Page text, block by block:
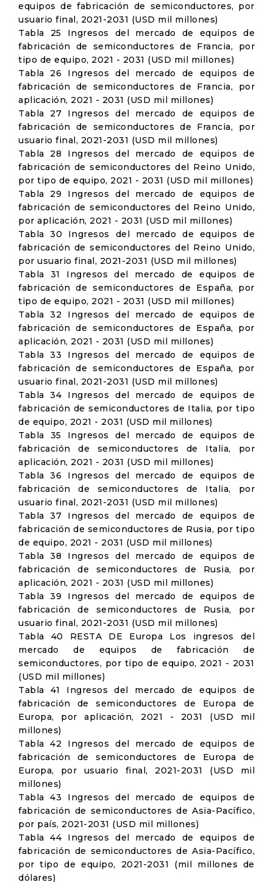
equipos de fabricación de semiconductores, por
usuario final, 2021-2031 (USD mil millones)
Tabla 25 Ingresos del mercado de equipos de
fabricación de semiconductores de Francia, por
tipo de equipo, 2021 - 2031 (USD mil millones)
Tabla 26 Ingresos del mercado de equipos de
fabricación de semiconductores de Francia, por
aplicación, 2021 - 2031 (USD mil millones)
Tabla 27 Ingresos del mercado de equipos de
fabricación de semiconductores de Francia, por
usuario final, 2021-2031 (USD mil millones)
Tabla 28 Ingresos del mercado de equipos de
fabricación de semiconductores del Reino Unido,
por tipo de equipo, 2021 - 2031 (USD mil millones)
Tabla 29 Ingresos del mercado de equipos de
fabricación de semiconductores del Reino Unido,
por aplicación, 2021 - 2031 (USD mil millones)
Tabla 30 Ingresos del mercado de equipos de
fabricación de semiconductores del Reino Unido,
por usuario final, 2021-2031 (USD mil millones)
Tabla 31 Ingresos del mercado de equipos de
fabricación de semiconductores de España, por
tipo de equipo, 2021 - 2031 (USD mil millones)
Tabla 32 Ingresos del mercado de equipos de
fabricación de semiconductores de España, por
aplicación, 2021 - 2031 (USD mil millones)
Tabla 33 Ingresos del mercado de equipos de
fabricación de semiconductores de España, por
usuario final, 2021-2031 (USD mil millones)
Tabla 34 Ingresos del mercado de equipos de
fabricación de semiconductores de Italia, por tipo
de equipo, 2021 - 2031 (USD mil millones)
Tabla 35 Ingresos del mercado de equipos de
fabricación de semiconductores de Italia, por
aplicación, 2021 - 2031 (USD mil millones)
Tabla 36 Ingresos del mercado de equipos de
fabricación de semiconductores de Italia, por
usuario final, 2021-2031 (USD mil millones)
Tabla 37 Ingresos del mercado de equipos de
fabricación de semiconductores de Rusia, por tipo
de equipo, 2021 - 2031 (USD mil millones)
Tabla 38 Ingresos del mercado de equipos de
fabricación de semiconductores de Rusia, por
aplicación, 2021 - 2031 (USD mil millones)
Tabla 39 Ingresos del mercado de equipos de
fabricación de semiconductores de Rusia, por
usuario final, 2021-2031 (USD mil millones)
Tabla 40 RESTA DE Europa Los ingresos del
mercado de equipos de fabricación de
semiconductores, por tipo de equipo, 2021 - 2031
(USD mil millones)
Tabla 41 Ingresos del mercado de equipos de
fabricación de semiconductores de Europa de
Europa, por aplicación, 2021 - 2031 (USD mil
millones)
Tabla 42 Ingresos del mercado de equipos de
fabricación de semiconductores de Europa de
Europa, por usuario final, 2021-2031 (USD mil
millones)
Tabla 43 Ingresos del mercado de equipos de
fabricación de semiconductores de Asia-Pacífico,
por país, 2021-2031 (USD mil millones)
Tabla 44 Ingresos del mercado de equipos de
fabricación de semiconductores de Asia-Pacífico,
por tipo de equipo, 2021-2031 (mil millones de
dólares)